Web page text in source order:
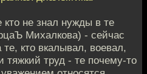
кто не знал нужды в те
Михалкова) - сейчас
кто вкалывал, воевал,
тяжкий труд - те почему-то